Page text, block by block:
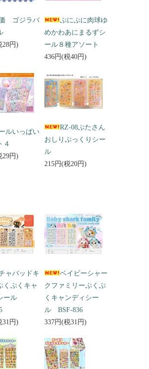
ゴジラバ
28円)
ぷにぷに肉球ゆ
めかわあにまるずシ
ール８種アソート
436円(税40円)
ルいっぱい
４
29円)
RZ-08ぶたさん
おしりぷっくりシー
ル
215円(税20円)
ャバッドキ
くぷくキャ
ール
31円)
ベイビーシャー
クファミリーぷくぷ
くキャンディシー
ル BSF-836
337円(税31円)